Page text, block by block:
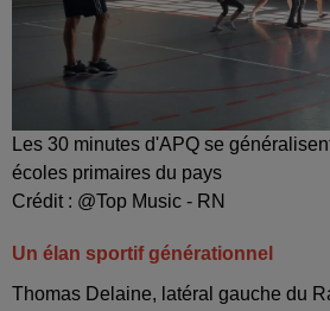
Les 30 minutes d'APQ se
écoles primaires du pays
Crédit : @Top Music - RN
Un élan sportif générationnel
Thomas Delaine, latéral gauche du